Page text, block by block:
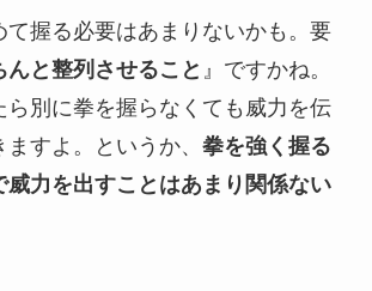
て握る必要はあまりないかも。要
んと整列させること 』ですかね。
ら別に拳を握らなくても威力を伝
すよ。というか、 拳を強く握る
威力を出すことはあまり関係ない